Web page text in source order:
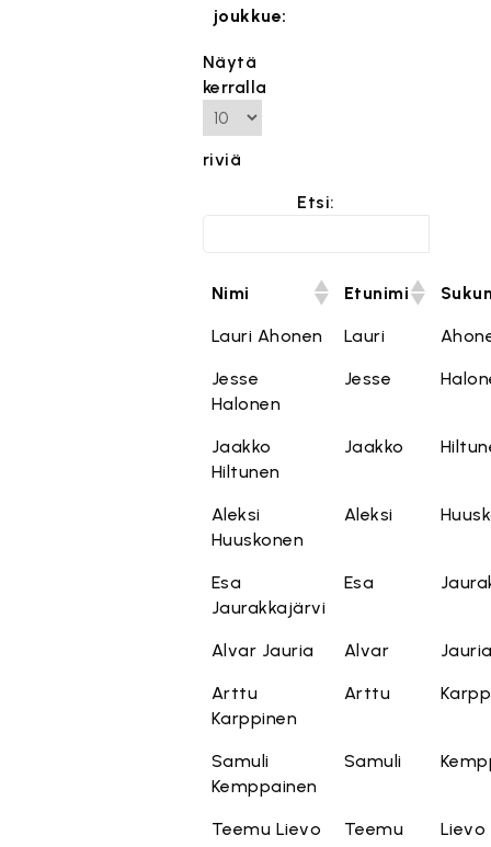
joukkue:
Näytä
kerralla
riviä
Etsi:
Nimi Etunimi
Lauri Ahonen Lauri
Jesse
Halonen
Jesse
Jaakko
Hiltunen
Jaakko
Aleksi
Huuskonen
Aleksi
Esa
Jaurakkajärvi
Esa
Alvar Jauria Alvar
Arttu
Karppinen
Arttu
Samuli
Kemppainen
Samuli
Teemu Lievo Teemu Lievo